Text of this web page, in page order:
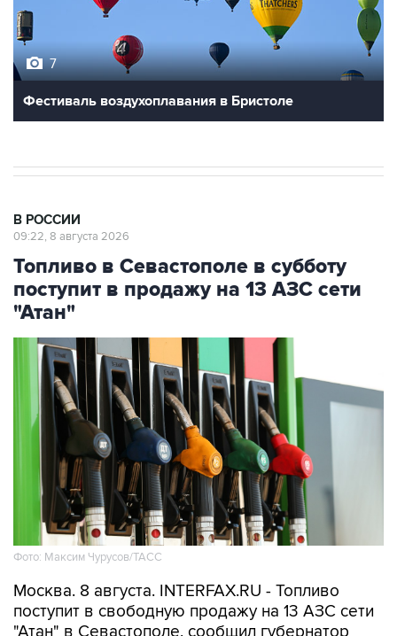
Фестиваль воздухоплавания в Бристоле
Топливо в Севастополе в субботу
поступит в продажу на 13 АЗС сети
"Атан"
Фото: Максим Чурусов/ТАСС
Москва. 8 августа. INTERFAX.RU - Топливо
"Атан" в Севастополе, сообщил губернатор
города Михаил Развожаев в пятницу.